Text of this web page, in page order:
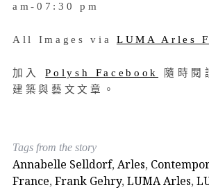
am-07:30 pm
All Images via LUMA Arles
加入Polysh Facebook
隨時閱
建築與藝文文章。
Tags from the story
Annabelle Selldorf, Arles,
France, Frank Gehry, LUMA Arles,